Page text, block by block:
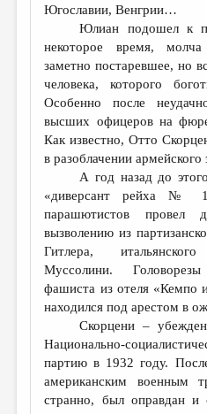
Югославии, Венгрии…
Юлиан подошел к
некоторое время,
заметно постаревшее, но
человека, которого
Особенно после
высших офицеров на
Как известно, Отто
в разоблачении армейского
А год назад до
«диверсант рейха №
парашютистов провел
вызволению из
Гитлера,
Муссолини.
фашиста из отеля «Кемпо
находился под арестом в
Скорцени –
Национально-
партию в 1932 году.
американским военным
странно, был оправдан